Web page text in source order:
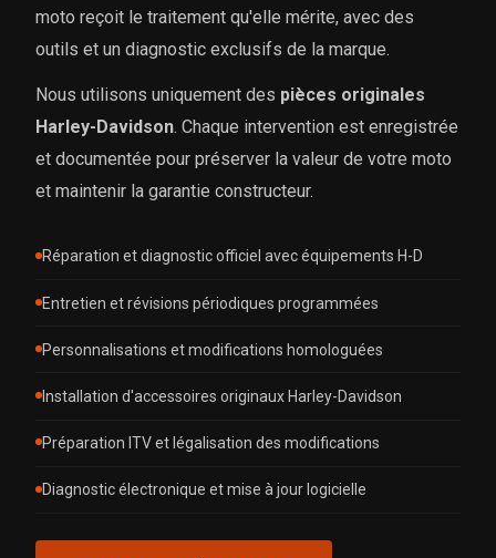
moto reçoit le traitement qu'elle mérite, avec des
outils et un diagnostic exclusifs de la marque.
Nous utilisons uniquement des pièces originales
Harley-Davidson. Chaque intervention est enregistrée
et documentée pour préserver la valeur de votre moto
et maintenir la garantie constructeur.
Réparation et diagnostic officiel avec équipements H-D
Entretien et révisions périodiques programmées
Personnalisations et modifications homologuées
Installation d'accessoires originaux Harley-Davidson
Préparation ITV et légalisation des modifications
Diagnostic électronique et mise à jour logicielle